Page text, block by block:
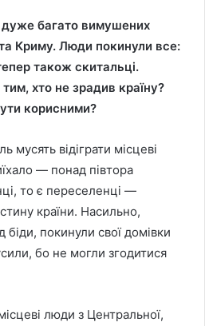
багато вимушених
Криму. Люди покинули все:
також скитальцi.
хто не зрадив країну?
корисними?
мусять вiдiграти мiсцевi
— понад пiвтора
то є переселенцi —
країни. Насильно,
бiди, покинули свої домiвки
бо не могли згодитися
люди з Центральної,